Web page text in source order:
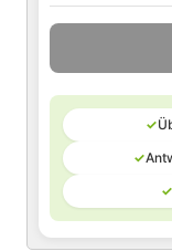
✓
✓
✓